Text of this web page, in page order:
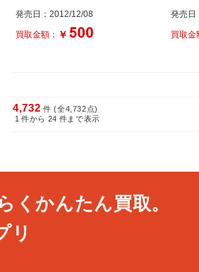
発売日：2012/12/08
買取金額： ￥
発売日
買取金
4,732 件 (全4,732点)
1 件から 24 件まで表示
くかんたん買取。
リ